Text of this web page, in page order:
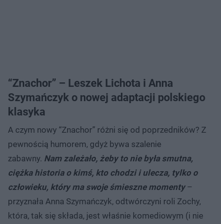
“Znachor” – Leszek Lichota i Anna
Szymańczyk o nowej adaptacji polskiego
klasyka
A czym nowy “Znachor” różni się od poprzedników? Z
pewnością humorem, gdyż bywa szalenie
zabawny. Nam zależało, żeby to nie była smutna,
ciężka historia o kimś, kto chodzi i ulecza, tylko o
człowieku, który ma swoje śmieszne momenty–
przyznała Anna Szymańczyk, odtwórczyni roli Zochy,
która, tak się składa, jest właśnie komediowym (i nie